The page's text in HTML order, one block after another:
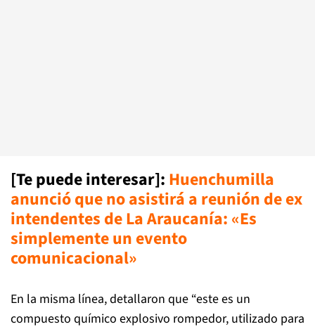
[Te puede interesar]: Huenchumilla
anunció que no asistirá a reunión de ex
intendentes de La Araucanía: «Es
simplemente un evento
comunicacional»
En la misma línea, detallaron que “este es un
compuesto químico explosivo rompedor, utilizado para